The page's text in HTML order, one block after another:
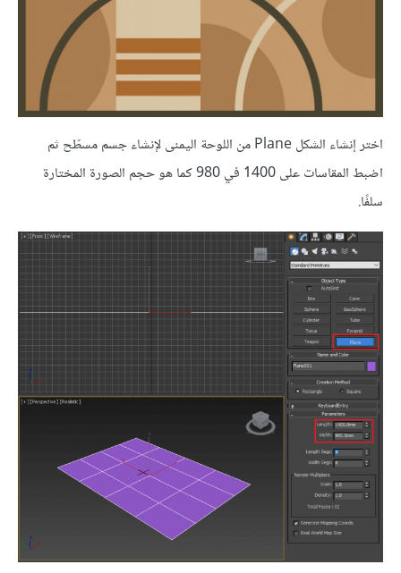
اختر إنشاء الشكل Plane من اللوحة اليمنى لإنشاء جسم مسطّح ثم
اضبط المقاسات على 1400 في 980 كما هو حجم الصورة المختارة
سلفًا.